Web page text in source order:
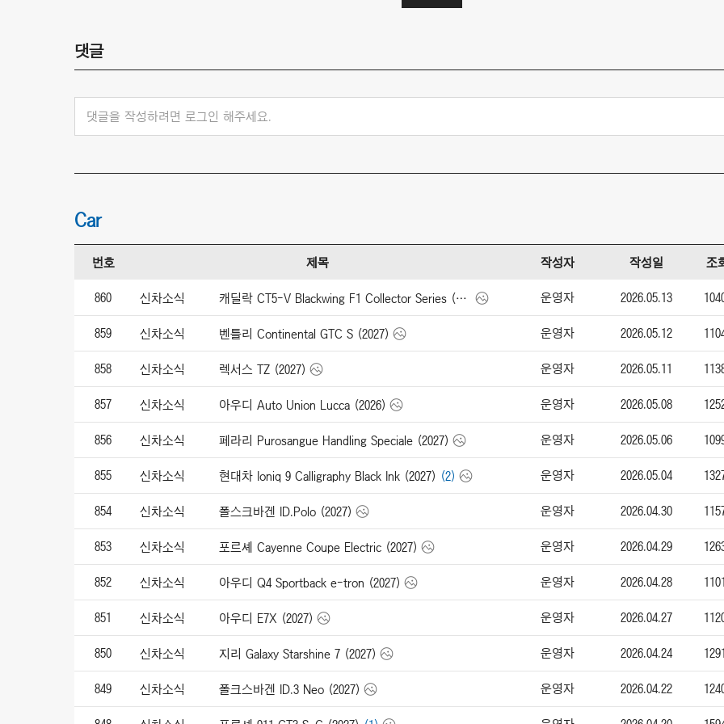
댓글
댓글을 작성하려면 로그인 해주세요.
Car
번호 제목 작성자 작성일 조
860 신차소식 캐딜락 CT5-V Blackwing F1 Collector Series (2026) 운영자 2026.05.13
859 신차소식 벤틀리 Continental GTC S (2027) 운영자 2026.05.12
858 신차소식 렉서스 TZ (2027) 운영자 2026.05.11
857 신차소식 아우디 Auto Union Lucca (2026) 운영자 2026.05.08
856 신차소식 페라리 Purosangue Handling Speciale (2027) 운영자 2026.05.06
855 신차소식 현대차 Ioniq 9 Calligraphy Black Ink (2027) (2) 운영자 2026.05.04
854 신차소식 폴스크바겐 ID.Polo (2027) 운영자 2026.04.30
853 신차소식 포르셰 Cayenne Coupe Electric (2027) 운영자 2026.04.29
852 신차소식 아우디 Q4 Sportback e-tron (2027) 운영자 2026.04.28
851 신차소식 아우디 E7X (2027) 운영자 2026.04.27
850 신차소식 지리 Galaxy Starshine 7 (2027) 운영자 2026.04.24
849 신차소식 폴크스바겐 ID.3 Neo (2027) 운영자 2026.04.22